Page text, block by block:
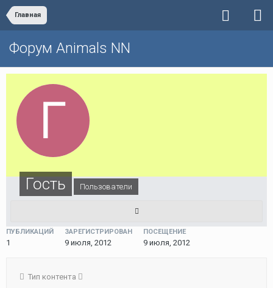
Главная
Форум Animals NN
Гость Пользователи
ПУБЛИКАЦИЙ
1
ЗАРЕГИСТРИРОВАН
9 июля, 2012
ПОСЕЩЕНИЕ
9 июля, 2012
Тип контента